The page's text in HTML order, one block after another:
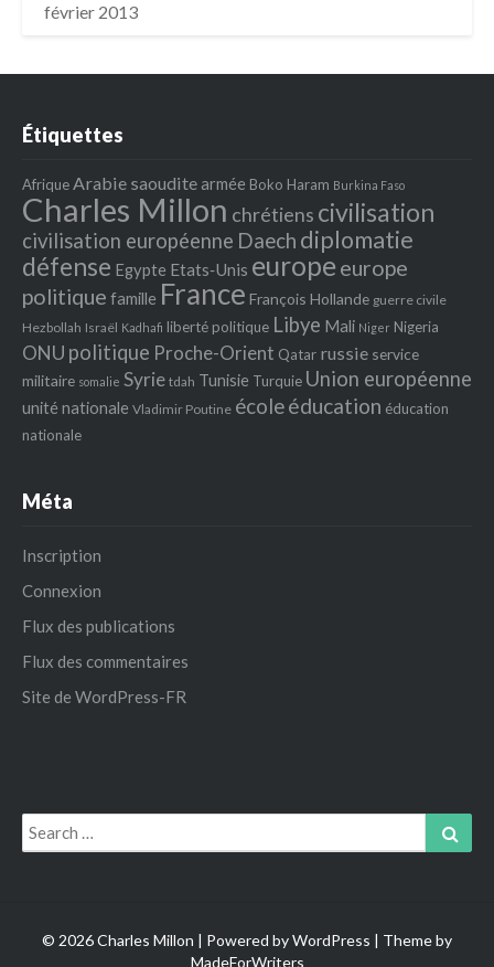
février 2013
Étiquettes
AfriqueArabie saoudite armée Boko Haram Burkina Faso
Charles Millon chrétiens civilisation
civilisation européenne Daech diplomatie
défense Egypte Etats‐Unis europeeurope
politique famille France François Hollande guerre civile
Hezbollah Israël Kadhafi liberté politique Libye Mali Niger Nigeria
ONU politique Proche-Orient Qatar russie service
militaire somalie Syrie tdah Tunisie Turquie Union européenne
unité nationale Vladimir Poutine écoleéducation éducation
nationale
Méta
Inscription
Connexion
Flux des publications
Flux des commentaires
Site de WordPress-FR
Search
for:
© 2026 Charles Millon | Powered byWordPress | Theme by
MadeForWriters